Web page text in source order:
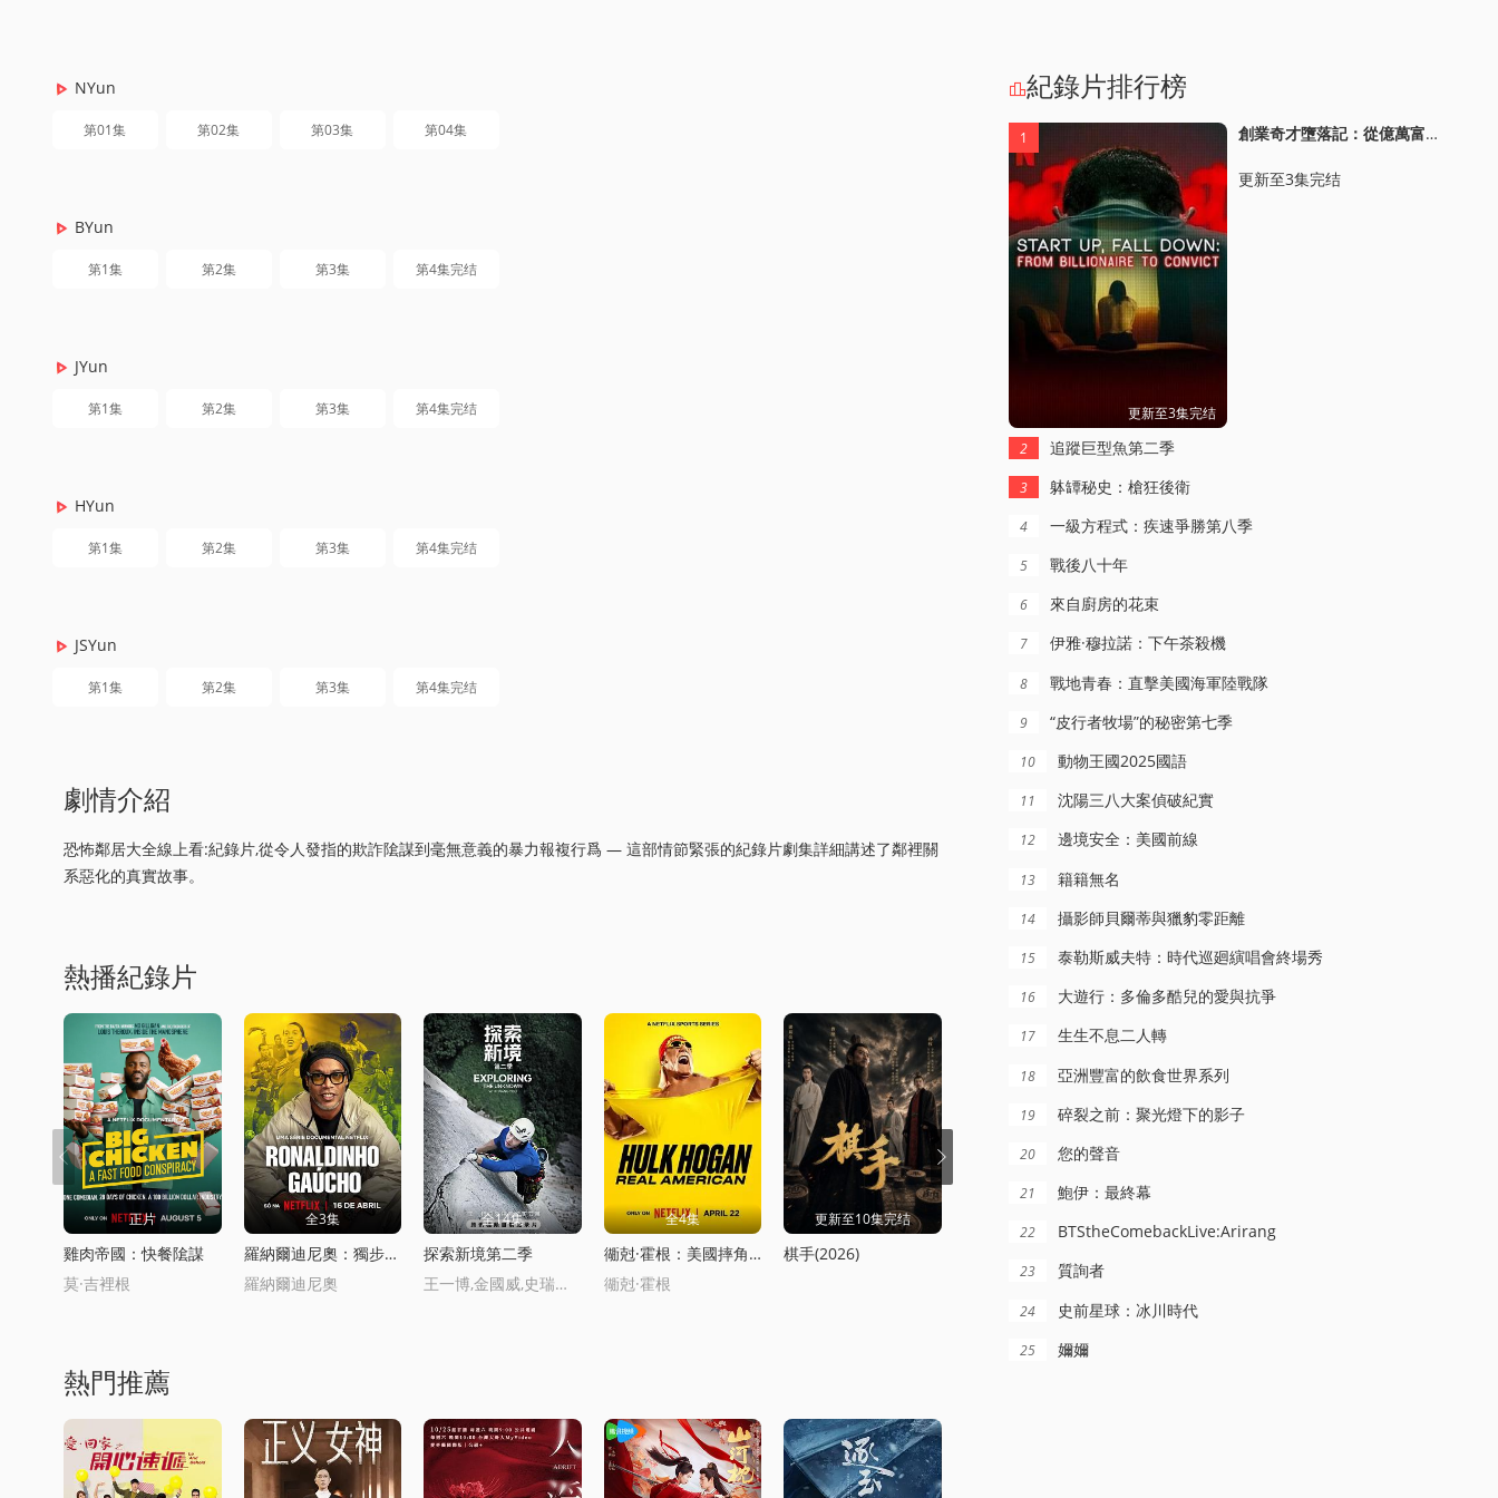
NYun
第01集 第02集 第03集 第04集
BYun
第1集 第2集 第3集 第4集完结
JYun
第1集 第2集 第3集 第4集完结
HYun
第1集 第2集 第3集 第4集完结
JSYun
第1集 第2集 第3集 第4集完结
劇情介紹
恐怖鄰居大全線上看:紀錄片,從令人發指的欺詐隂謀到毫無意義的暴力報複行爲 — 這部情節緊張的紀錄片劇集詳細講述了鄰裡關
系惡化的真實故事。
熱播紀錄片
正片
雞肉帝國：快餐隂謀
莫·吉裡根
全3集
羅納爾迪尼奧：獨步球罈
羅納爾迪尼奧
全14集
探索新境第二季
王一博,金國威,史瑞德,周鵬
全4集
衚尅·霍根：美國摔角傳奇
衚尅·霍根
更新至10集完结
棋手(2026)
熱門推薦
紀錄片排行榜
更新至3集完结
1 創業奇才墮落記：從億萬富豪到堦下囚
更新至3集完结
2 追蹤巨型魚第二季
3 躰罈秘史：槍狂後衛
4 一級方程式：疾速爭勝第八季
5 戰後八十年
6 來自廚房的花束
7 伊雅·穆拉諾：下午茶殺機
8 戰地青春：直擊美國海軍陸戰隊
9 “皮行者牧場”的秘密第七季
10 動物王國2025國語
11 沈陽三八大案偵破紀實
12 邊境安全：美國前線
13 籍籍無名
14 攝影師貝爾蒂與獵豹零距離
15 泰勒斯威夫特：時代巡廻縯唱會終場秀
16 大遊行：多倫多酷兒的愛與抗爭
17 生生不息二人轉
18 亞洲豐富的飲食世界系列
19 碎裂之前：聚光燈下的影子
20 您的聲音
21 鮑伊：最終幕
22 BTStheComebackLive:Arirang
23 質詢者
24 史前星球：冰川時代
25 嬭嬭